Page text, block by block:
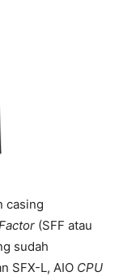
casing
(SFF atau
sudah
SFX-L, AIO CPU